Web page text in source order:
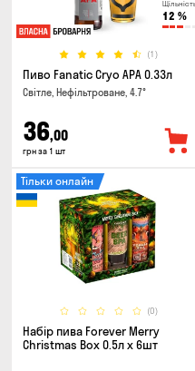
12 %
(1)
Пиво Fanatic Cryo APA 0.33л
Світле, Нефільтроване, 4.7°
36,00
грн за 1 шт
(0)
Тільки онлайн
Набір пива Forever Merry
Christmas Box 0.5л x 6шт